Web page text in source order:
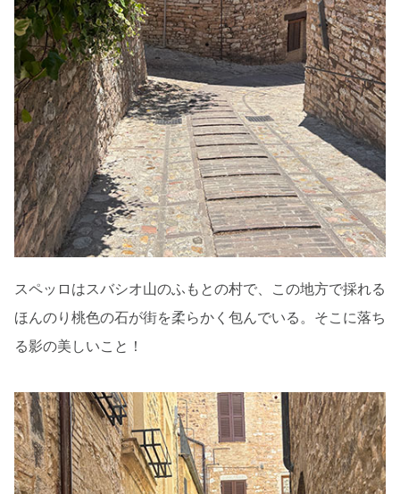
スペッロはスバシオ山のふもとの村で、この地方で採れる
ほんのり桃色の石が街を柔らかく包んでいる。そこに落ち
る影の美しいこと！